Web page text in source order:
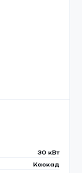
30 кВт
Каскад